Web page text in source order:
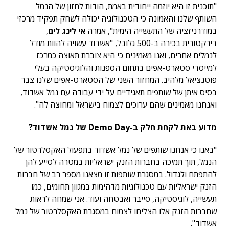
"תוכנית זו היא יוזמה ייחודית באמת, הודות לחזון של הנמל
השותף שלנו והאמונה כי הטכנולוגיה יכולה לשחק תפקיד מרכזי
במודרניזציה של התעשייה הימית", אמרה אי לינג לים,
דירקטורית בכירה ב-500 גלובל, "אשדוד עשויה להוות מודל
לנמלים אחרים, ואנו מאמינים כי היא צוברת תאוצה כמרכז
למייסדי סטארט-אפים בתחום הספנות והלוגיסטיקה בעלי
פוטנציאל מלהיב. המחזור השני של הסטארט-אפים שלנו צבר
בסיס איתן של שותפים תאגידיים על ידי עבודה עם נמל אשדוד,
ואנחנו מאמינים שהם ערוכים לצמוח בישראל ומחוצה לה".
מדוע באת לקחת חלק ב-Demo Day של נמל אשדוד?
"באנו כי אנחנו שותפים של נמל אשדוד בתפעול האקסלרטור של
הנמל, תוך תמיכה בחברות הזנק ישראליות במטרה לסייע להן
להתפתח ולגדול. במסגרת שותפות זו מצאנו מספר רב של חברות
הזנק ישראליות עם טכנולוגיות מדהימות במגוון תחומים, כמו
תעשייה, לוגיסטיקה, סייבר ואבטחה ועוד. אני שמחה לראות
שחברות הזנק אלו הצליחו לצמוח במסגרת האקסלרטור של נמל
אשדוד".